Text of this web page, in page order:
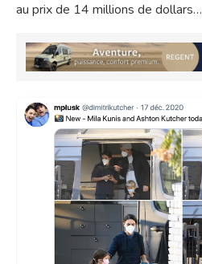
au prix de 14 millions de dollars…